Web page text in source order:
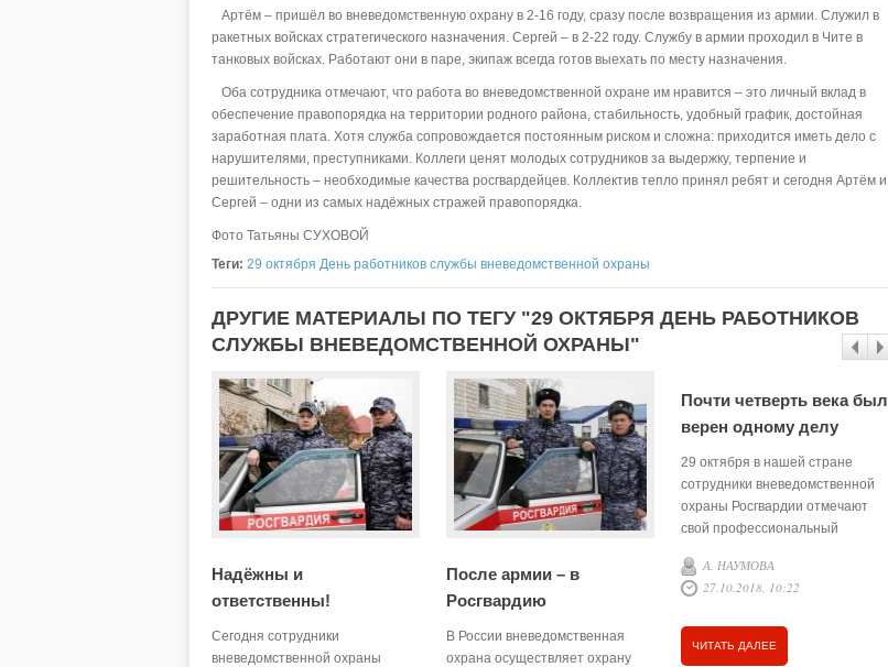
Артём – пришёл во вневедомственную охрану в 2-16 году, сразу после возвращения из армии. Служил в
ракетных войсках стратегического назначения. Сергей – в 2-22 году. Службу в армии проходил в Чите в
танковых войсках. Работают они в паре, экипаж всегда готов выехать по месту назначения.
Оба сотрудника отмечают, что работа во вневедомственной охране им нравится – это личный вклад в
обеспечение правопорядка на территории родного района, стабильность, удобный график, достойная
заработная плата. Хотя служба сопровождается постоянным риском и сложна: приходится иметь дело с
нарушителями, преступниками. Коллеги ценят молодых сотрудников за выдержку, терпение и
решительность – необходимые качества росгвардейцев. Коллектив тепло принял ребят и сегодня Артём и
Сергей – одни из самых надёжных стражей правопорядка.
Фото Татьяны СУХОВОЙ
Теги: 29 октября День работников службы вневедомственной охраны
ДРУГИЕ МАТЕРИАЛЫ ПО ТЕГУ "29 ОКТЯБРЯ ДЕНЬ РАБОТНИКОВ
СЛУЖБЫ ВНЕВЕДОМСТВЕННОЙ ОХРАНЫ"
Надёжны и
ответственны!
Сегодня сотрудники
вневедомственной охраны
После армии – в
Росгвардию
В России вневедомственная
охрана осуществляет охрану
Почти четверть века был
верен одному делу
29 октября в нашей стране
сотрудники вневедомственной
охраны Росгвардии отмечают
свой профессиональный
А. НАУМОВА
27.10.2018, 10:22
ЧИТАТЬ ДАЛЕЕ